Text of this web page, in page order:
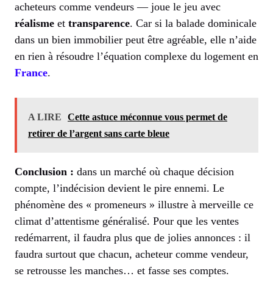
acheteurs comme vendeurs — joue le jeu avec
réalisme et transparence. Car si la balade dominicale
dans un bien immobilier peut être agréable, elle n’aide
en rien à résoudre l’équation complexe du logement en
France.
A LIRE
Cette astuce méconnue vous permet de
retirer de l’argent sans carte bleue
Conclusion : dans un marché où chaque décision
compte, l’indécision devient le pire ennemi. Le
phénomène des « promeneurs » illustre à merveille ce
climat d’attentisme généralisé. Pour que les ventes
redémarrent, il faudra plus que de jolies annonces : il
faudra surtout que chacun, acheteur comme vendeur,
se retrousse les manches… et fasse ses comptes.